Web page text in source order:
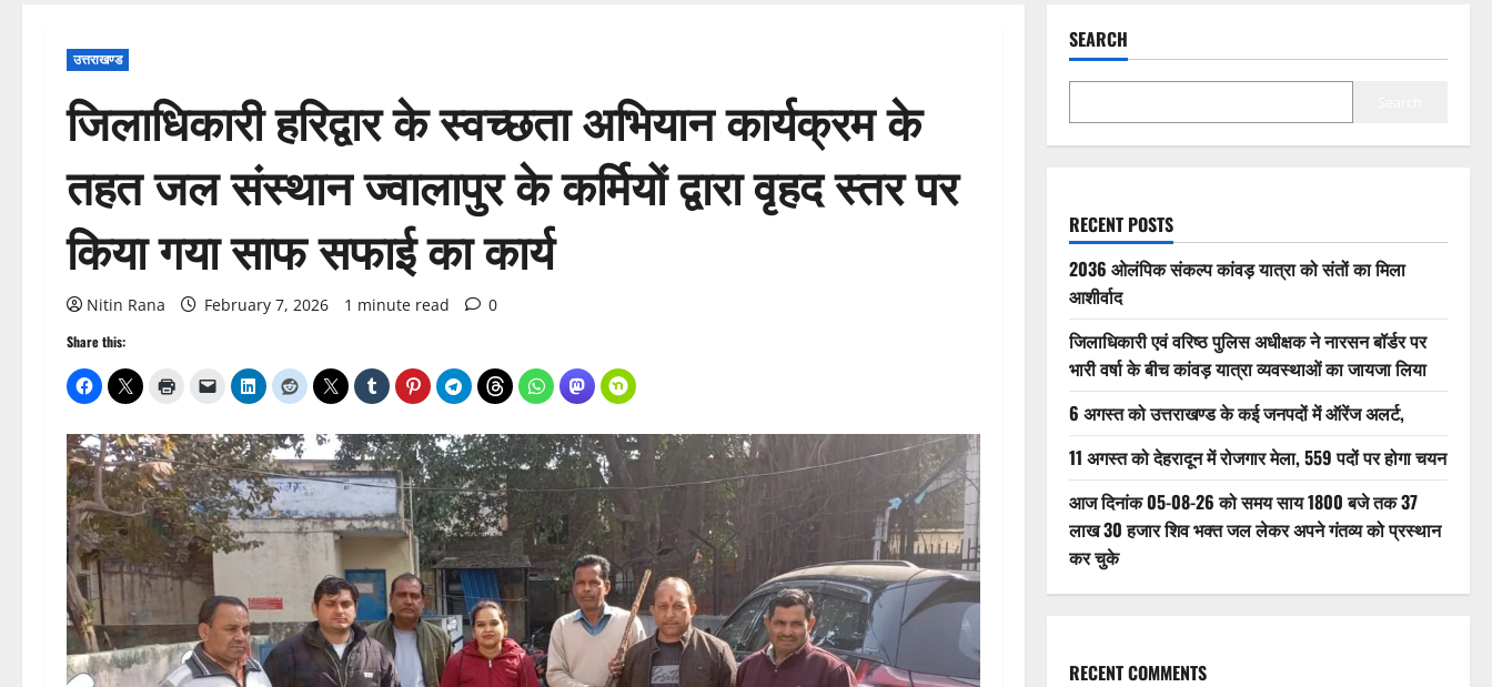
उत्तराखण्ड
जिलाधिकारी हरिद्वार के स्वच्छता अभियान कार्यक्रम के
तहत जल संस्थान ज्वालापुर के कर्मियों द्वारा वृहद स्तर पर
किया गया साफ सफाई का कार्य
Nitin Rana February 7, 2026 1 minute read 0
Share this:
SEARCH
RECENT POSTS
2036 ओलंपिक संकल्प कांवड़ यात्रा को संतों का मिला
आशीर्वाद
जिलाधिकारी एवं वरिष्ठ पुलिस अधीक्षक ने नारसन बॉर्डर पर
भारी वर्षा के बीच कांवड़ यात्रा व्यवस्थाओं का जायजा लिया
6 अगस्त को उत्तराखण्ड के कई जनपदों में ऑरेंज अलर्ट,
11 अगस्त को देहरादून में रोजगार मेला, 559 पदों पर होगा चयन
आज दिनांक 05-08-26 को समय साय 1800 बजे तक 37
लाख 30 हजार शिव भक्त जल लेकर अपने गंतव्य को प्रस्थान
कर चुके
RECENT COMMENTS